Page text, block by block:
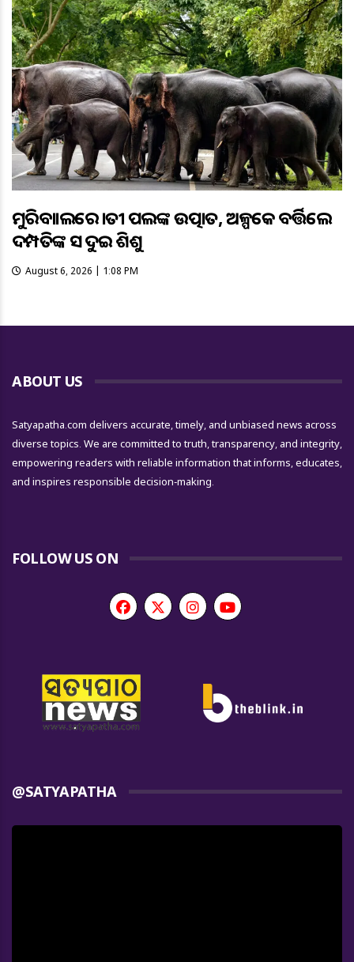
ମୁରିବାହାଲରେ ହାତୀ ପଲଙ୍କ ଉତ୍ପାତ, ଅଳ୍ପକେ ବର୍ତ୍ତିଲେ
ଦମ୍ପତିଙ୍କ ସହ ଦୁଇ ଶିଶୁ
August 6, 2026 | 1:08 PM
ABOUT US
Satyapatha.com delivers accurate, timely, and unbiased news across
diverse topics. We are committed to truth, transparency, and integrity,
empowering readers with reliable information that informs, educates,
and inspires responsible decision-making.
FOLLOW US ON
@SATYAPATHA